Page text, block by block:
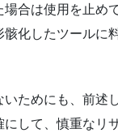
合は使用を止めて
化したツールに
いためにも、前述
にして、慎重なリ